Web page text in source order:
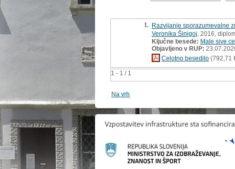
1 - 1 / 1
1. Razvijanje sporazumevalne
Veronika Šinigoj , 2016,
Ključne besede: Male sive
Objavljeno v RUP:
Celotno besedilo (792,71
Na vrh